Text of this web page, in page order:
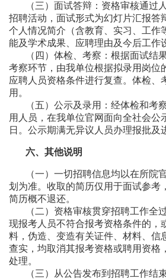
（三）面试答辩：资格审核通过
招聘活动，面试形式为幻灯片汇报答
个人情况简介（含教育、实习、工作
能及学术成果、应聘理由及今后工作
（四）体检、考察：根据面试结
考察环节，由我单位根据拟录用岗位
应聘人员资格条件进行复查。体检、
用。
（五）公示及录用：经体检和考
用人员，在我单位官网面向全社会公
日。公示期满无异议人员办理报批及
六、其他说明
（一）一切招聘信息均以在所院
划为准。收取的简历仅用于面试参考
简历概不退还。
（二）资格审核贯穿招聘工作全
现报考人员不符合报考资格条件的，
料，伪造、变造有关证件、材料、信
查实，均取消其报考资格或聘用资格
处理。
（三）从公告发布到招聘工作结